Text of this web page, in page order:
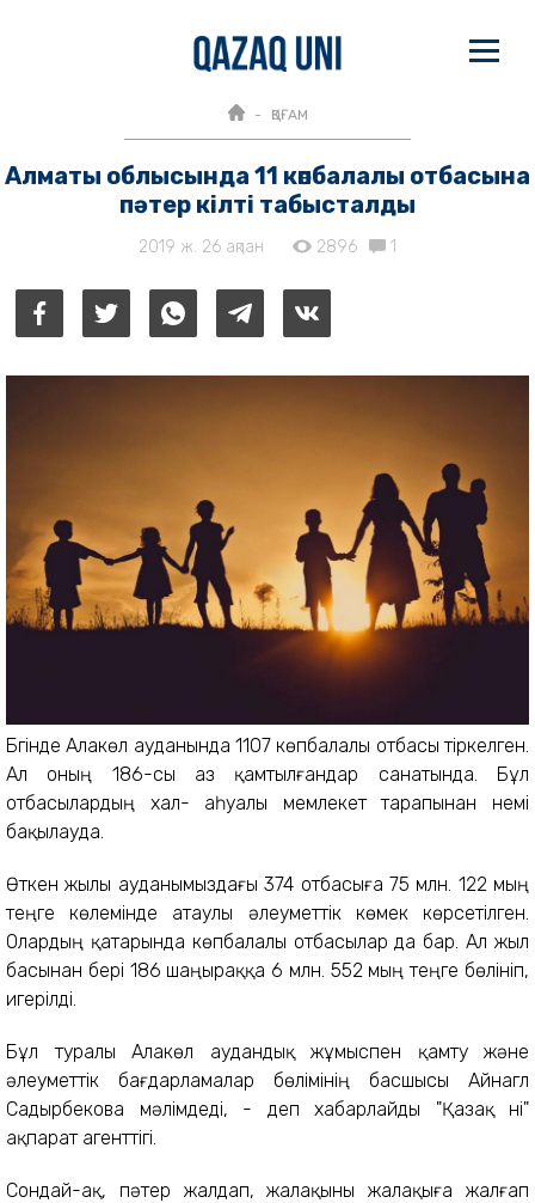
ҚОҒАМ
Алматы облысында 11 көпбалалы отбасына
пәтер кілті табысталды
2019 ж. 26 ақпан 2896 1
Бүгінде Алакөл ауданында 1107 көпбалалы отбасы тіркелген.
Ал оның 186-сы аз қамтылғандар санатында. Бұл
отбасылардың хал- аһуалы мемлекет тарапынан үнемі
бақылауда.
Өткен жылы ауданымыздағы 374 отбасыға 75 млн. 122 мың
теңге көлемінде атаулы әлеуметтік көмек көрсетілген.
Олардың қатарында көпбалалы отбасылар да бар. Ал жыл
басынан бері 186 шаңыраққа 6 млн. 552 мың теңге бөлініп,
игерілді.
Бұл туралы Алакөл аудандық жұмыспен қамту және
әлеуметтік бағдарламалар бөлімінің басшысы Айнагүл
Садырбекова мәлімдеді, - деп хабарлайды "Қазақ үні"
ақпарат агенттігі.
Сондай-ақ, пәтер жалдап, жалақыны жалақыға жалғап